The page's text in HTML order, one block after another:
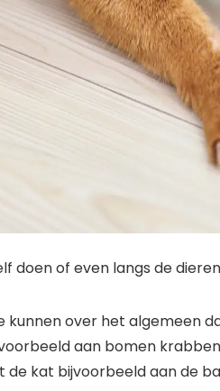
doen of even langs de
kunnen over het algemeen
aan bomen
de kat bijvoorbeeld aan de